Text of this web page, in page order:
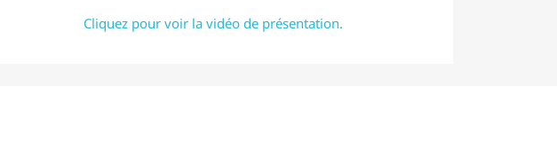
Cliquez pour voir la vidéo de présentation.